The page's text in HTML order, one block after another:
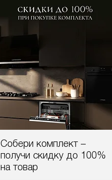
Собери комплект –
получи скидку до 100%
на товар